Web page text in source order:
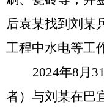
后袁某找到刘 某
工程中水电等工
2024年8月
者）与刘 某在巴